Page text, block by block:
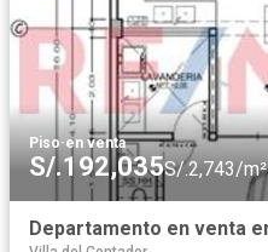
Piso·en venta
S/.192,035S/.2,743/m²